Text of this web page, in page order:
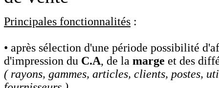
Principales fonctionnalités :
• après sélection d'une période possibilité
d'impression du C.A, de la marge et des
( rayons, gammes, articles, clients, postes,